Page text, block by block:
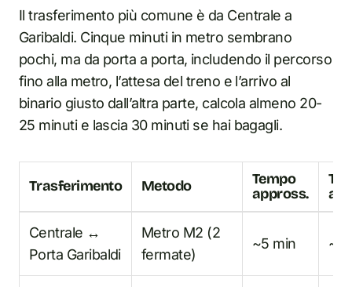
Il trasferimento più comune è da Centrale a
Garibaldi. Cinque minuti in metro sembrano
pochi, ma da porta a porta, includendo il percorso
fino alla metro, l’attesa del treno e l’arrivo al
binario giusto dall’altra parte, calcola almeno 20-
25 minuti e lascia 30 minuti se hai bagagli.
Trasferimento Metodo
Tempo
appross.
Centrale ↔
Porta Garibaldi
Metro M2 (2
fermate)
~5 min